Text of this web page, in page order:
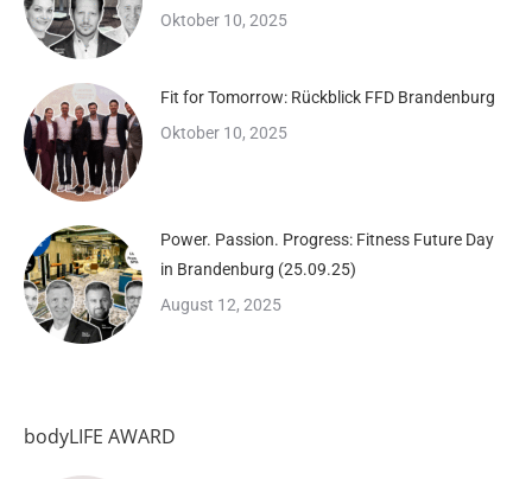
Oktober 10, 2025
Fit for Tomorrow: Rückblick FFD Brandenburg
Oktober 10, 2025
Power. Passion. Progress: Fitness Future Day
in Brandenburg (25.09.25)
August 12, 2025
bodyLIFE AWARD